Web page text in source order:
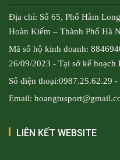
Địa chỉ: Số 65, Phố Hàm
Hoàn Kiếm – Thành Phố Hà
Mã số hộ kinh doanh:
26/09/2023 - Tại sở kế hoạch
Số điện thoại:0987.25.62.29
Email:
LIÊN KẾT WEBSITE